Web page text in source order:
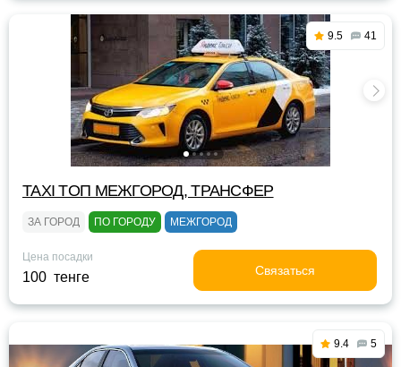
9.5 41
TAXI TOП МЕЖГОРОД, ТРАНСФЕР
ЗА ГОРОД ПО ГОРОДУ МЕЖГОРОД
Цена посадки
100 тенге Связаться
9.4 5